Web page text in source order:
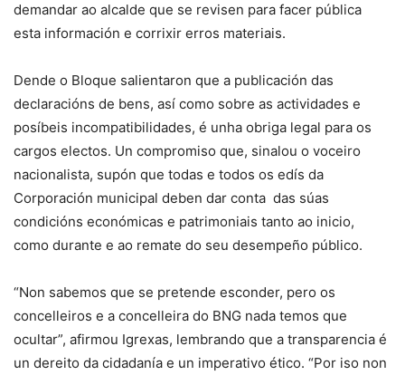
demandar ao alcalde que se revisen para facer pública
esta información e corrixir erros materiais.
Dende o Bloque salientaron que a publicación das
declaracións de bens, así como sobre as actividades e
posíbeis incompatibilidades, é unha obriga legal para os
cargos electos. Un compromiso que, sinalou o voceiro
nacionalista, supón que todas e todos os edís da
Corporación municipal deben dar conta das súas
condicións económicas e patrimoniais tanto ao inicio,
como durante e ao remate do seu desempeño público.
“Non sabemos que se pretende esconder, pero os
concelleiros e a concelleira do BNG nada temos que
ocultar”, afirmou Igrexas, lembrando que a transparencia é
un dereito da cidadanía e un imperativo ético. “Por iso non